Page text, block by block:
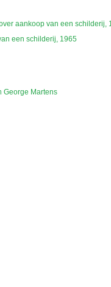
aankoop van een schilderij,
een schilderij, 1965
George Martens